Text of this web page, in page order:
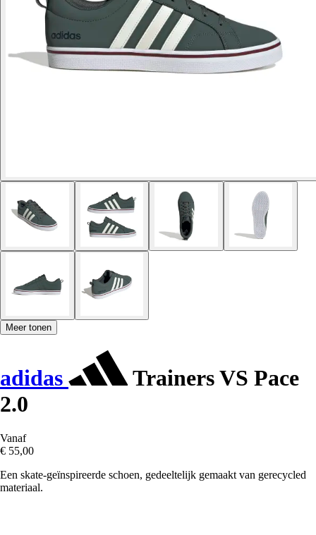
Meer tonen
adidas
Trainers VS Pace
2.0
Vanaf
€ 55,00
Een skate-geïnspireerde schoen, gedeeltelijk gemaakt van gerecycled
materiaal.